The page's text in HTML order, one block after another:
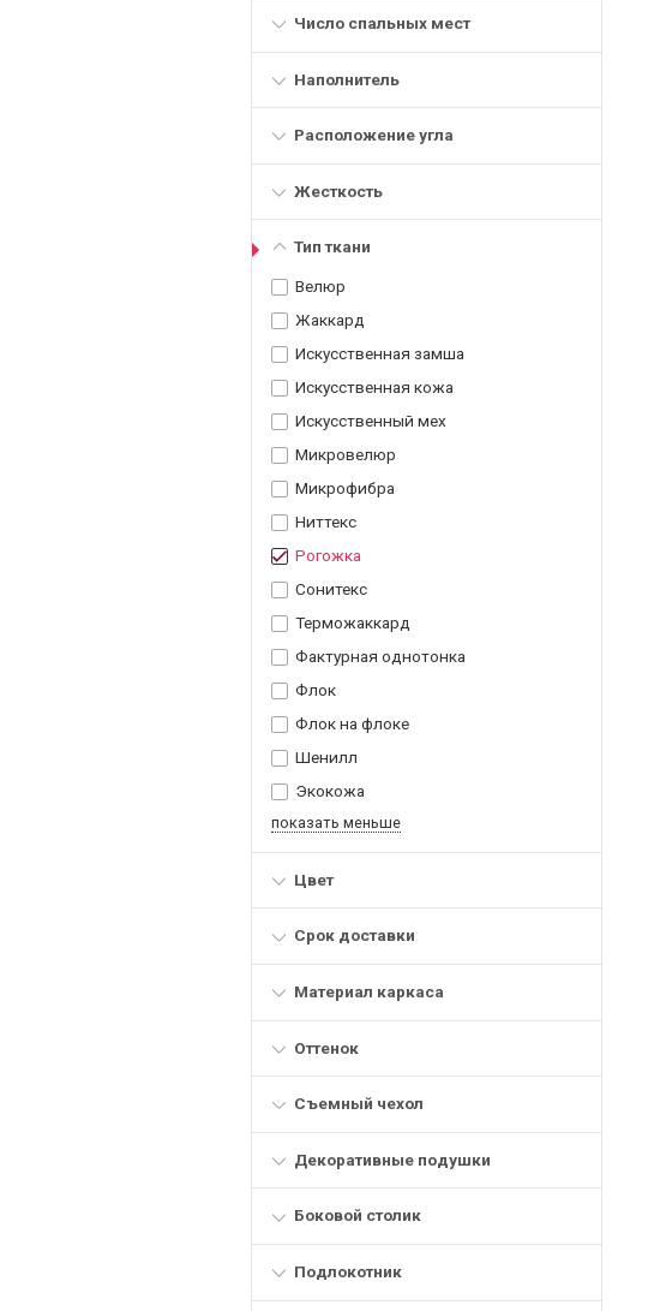
Число спальных мест
Наполнитель
Расположение угла
Жесткость
Тип ткани
Велюр
Жаккард
Искусственная замша
Искусственная кожа
Искусственный мех
Микровелюр
Микрофибра
Ниттекс
Рогожка
Сонитекс
Терможаккард
Фактурная однотонка
Флок
Флок на флоке
Шенилл
Экокожа
показать меньше
Цвет
Срок доставки
Материал каркаса
Оттенок
Съемный чехол
Декоративные подушки
Боковой столик
Подлокотник